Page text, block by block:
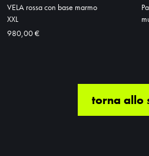
VELA rossa con base marmo
XXL
980,00 €
torna allo